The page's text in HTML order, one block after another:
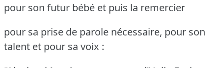
pour son futur bébé et puis la remercier
pour sa prise de parole nécessaire, pour son
talent et pour sa voix :